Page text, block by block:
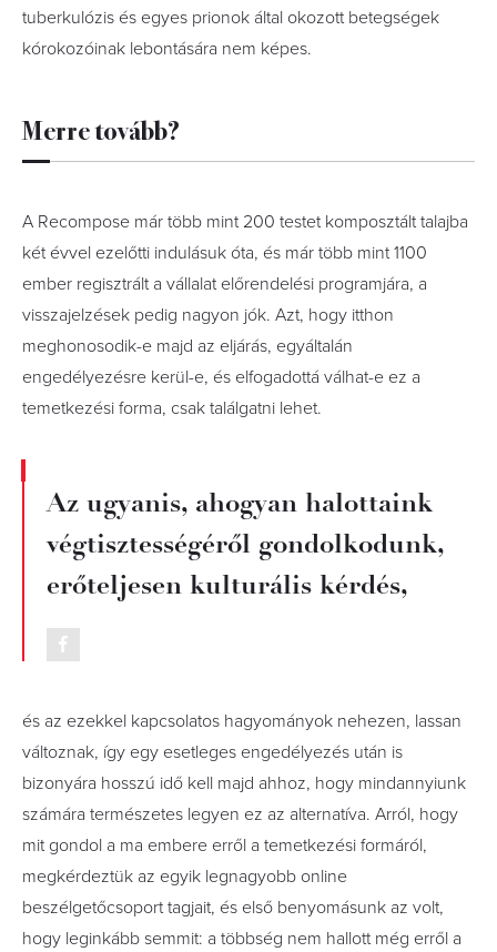
tuberkulózis és egyes prionok által okozott betegségek
kórokozóinak lebontására nem képes.
Merre tovább?
A Recompose már több mint 200 testet komposztált talajba
két évvel ezelőtti indulásuk óta, és már több mint 1100
ember regisztrált a vállalat előrendelési programjára, a
visszajelzések pedig nagyon jók. Azt, hogy itthon
meghonosodik-e majd az eljárás, egyáltalán
engedélyezésre kerül-e, és elfogadottá válhat-e ez a
temetkezési forma, csak találgatni lehet.
Az ugyanis, ahogyan halottaink
végtisztességéről gondolkodunk,
erőteljesen kulturális kérdés,
és az ezekkel kapcsolatos hagyományok nehezen, lassan
változnak, így egy esetleges engedélyezés után is
bizonyára hosszú idő kell majd ahhoz, hogy mindannyiunk
számára természetes legyen ez az alternatíva. Arról, hogy
mit gondol a ma embere erről a temetkezési formáról,
megkérdeztük az egyik legnagyobb online
beszélgetőcsoport tagjait, és első benyomásunk az volt,
hogy leginkább semmit: a többség nem hallott még erről a